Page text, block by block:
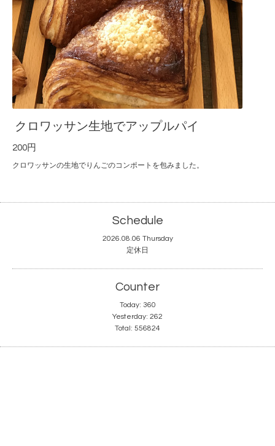
クロワッサン生地でアップルパイ
200円
クロワッサンの生地でりんごのコンポートを包みました。
Schedule
2026.08.06 Thursday
定休日
Counter
Today: 360
Yesterday: 262
Total: 556824